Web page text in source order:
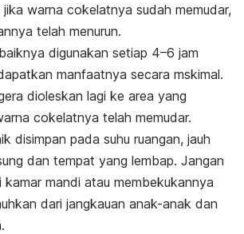
warna cokelatnya sudah memudar,
telah menurun.
digunakan setiap 4–6 jam
manfaatnya secara mskimal.
dioleskan lagi ke area yang
cokelatnya telah memudar.
disimpan pada suhu ruangan, jauh
dan tempat yang lembap. Jangan
kamar mandi atau membekukannya
dari jangkauan anak-anak dan